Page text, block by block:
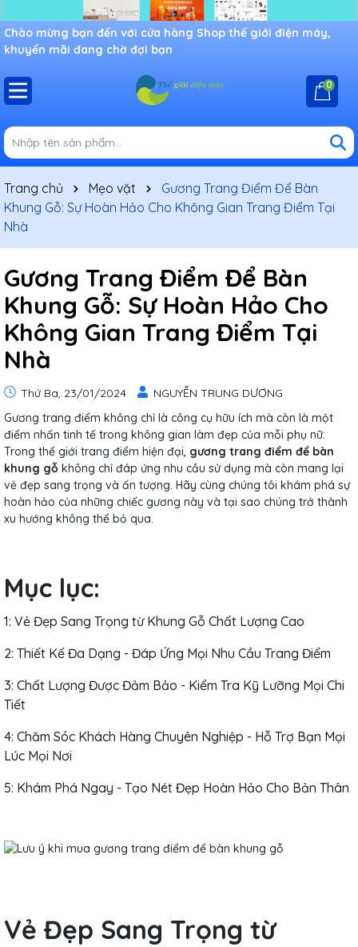
Chào mừng bạn đến với cửa hàng Shop thế giới điện máy,
khuyến mãi đang chờ đợi bạn
0
Trang chủ Mẹo vặt
Gương Trang Điểm Để Bàn
Khung Gỗ: Sự Hoàn Hảo Cho Không Gian Trang Điểm Tại
Nhà
Gương Trang Điểm Để Bàn
Khung Gỗ: Sự Hoàn Hảo Cho
Không Gian Trang Điểm Tại
Nhà
Thứ Ba, 23/01/2024
NGUYỄN TRUNG DƯƠNG
Gương trang điểm không chỉ là công cụ hữu ích mà còn là một
điểm nhấn tinh tế trong không gian làm đẹp của mỗi phụ nữ.
Trong thế giới trang điểm hiện đại, gương trang điểm để bàn
khung gỗ không chỉ đáp ứng nhu cầu sử dụng mà còn mang lại
vẻ đẹp sang trọng và ấn tượng. Hãy cùng chúng tôi khám phá sự
hoàn hảo của những chiếc gương này và tại sao chúng trở thành
xu hướng không thể bỏ qua.
Mục lục:
1: Vẻ Đẹp Sang Trọng từ Khung Gỗ Chất Lượng Cao
2: Thiết Kế Đa Dạng - Đáp Ứng Mọi Nhu Cầu Trang Điểm
3: Chất Lượng Được Đảm Bảo - Kiểm Tra Kỹ Lưỡng Mọi Chi
Tiết
4: Chăm Sóc Khách Hàng Chuyên Nghiệp - Hỗ Trợ Bạn Mọi
Lúc Mọi Nơi
5: Khám Phá Ngay - Tạo Nét Đẹp Hoàn Hảo Cho Bản Thân
Vẻ Đẹp Sang Trọng từ